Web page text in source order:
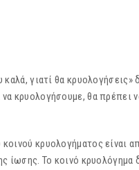
γιατί θα κρυολογήσεις»
κρυολογήσουµε, θα πρέπει
κοινού κρυολογήµατος είναι
ίωσης. Το κοινό κρυολόγηµα